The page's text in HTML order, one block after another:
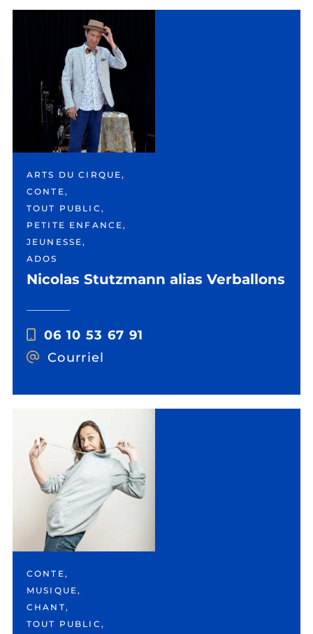
ARTS DU CIRQUE,
CONTE,
TOUT PUBLIC,
PETITE ENFANCE,
JEUNESSE,
ADOS
Nicolas Stutzmann alias Verballons
06 10 53 67 91
Courriel
CONTE,
MUSIQUE,
CHANT,
TOUT PUBLIC,